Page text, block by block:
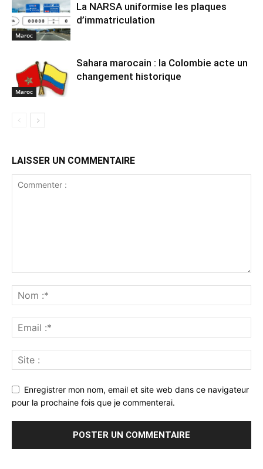
Maroc
La NARSA uniformise les plaques
d’immatriculation
Maroc
Sahara marocain : la Colombie acte un
changement historique
LAISSER UN COMMENTAIRE
Enregistrer mon nom, email et site web dans ce navigateur
pour la prochaine fois que je commenterai.